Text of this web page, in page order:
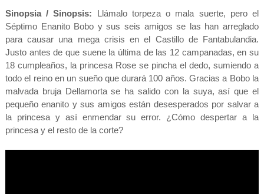
Sinopsia / Sinopsis:
Llámalo torpeza o mala suerte, pero el
Séptimo Enanito Bobo y sus seis amigos se las han arreglado
para causar una mega crisis en el Castillo de Fantabulandia.
Justo antes de que suene la última de las 12 campanadas, en su
18 cumpleaños, la princesa Rose se pincha el dedo, sumiendo a
todo el reino en un sueño que durará 100 años. Gracias a Bobo la
malvada bruja Dellamorta se ha salido con la suya, así que el
pequeño enanito y sus amigos están desesperados por salvar a
la princesa y así enmendar su error. ¿Cómo despertar a la
princesa y el resto de la corte?